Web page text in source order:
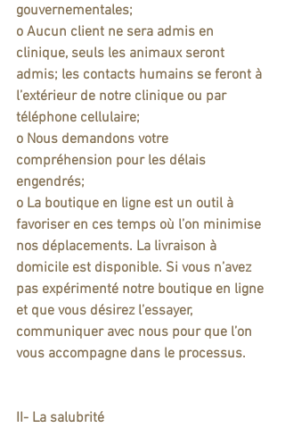
gouvernementales;
o Aucun client ne sera admis en
clinique, seuls les animaux seront
admis; les contacts humains se feront à
l’extérieur de notre clinique ou par
téléphone cellulaire;
o Nous demandons votre
compréhension pour les délais
engendrés;
o La boutique en ligne est un outil à
favoriser en ces temps où l’on minimise
nos déplacements. La livraison à
domicile est disponible. Si vous n’avez
pas expérimenté notre boutique en ligne
et que vous désirez l’essayer,
communiquer avec nous pour que l’on
vous accompagne dans le processus.
II- La salubrité